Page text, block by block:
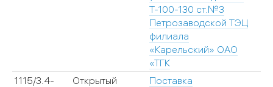
Т-100-130 ст.№3
Петрозаводской ТЭЦ
филиала
«Карельский» ОАО
«ТГК
1115/3.4-
Открытый
Поставка